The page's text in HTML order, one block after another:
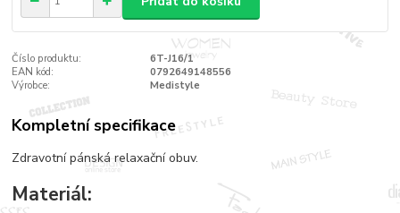
Číslo produktu:
6T-J16/1
EAN kód:
0792649148556
Výrobce:
Medistyle
Kompletní specifikace
Zdravotní pánská relaxační obuv.
Materiál: